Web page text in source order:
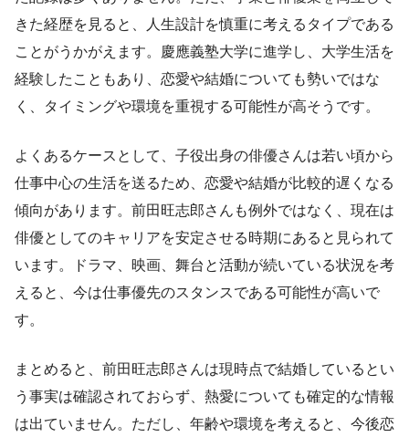
きた経歴を見ると、人生設計を慎重に考えるタイプである
ことがうかがえます。慶應義塾大学に進学し、大学生活を
経験したこともあり、恋愛や結婚についても勢いではな
く、タイミングや環境を重視する可能性が高そうです。
よくあるケースとして、子役出身の俳優さんは若い頃から
仕事中心の生活を送るため、恋愛や結婚が比較的遅くなる
傾向があります。前田旺志郎さんも例外ではなく、現在は
俳優としてのキャリアを安定させる時期にあると見られて
います。ドラマ、映画、舞台と活動が続いている状況を考
えると、今は仕事優先のスタンスである可能性が高いで
す。
まとめると、前田旺志郎さんは現時点で結婚しているとい
う事実は確認されておらず、熱愛についても確定的な情報
は出ていません。ただし、年齢や環境を考えると、今後恋